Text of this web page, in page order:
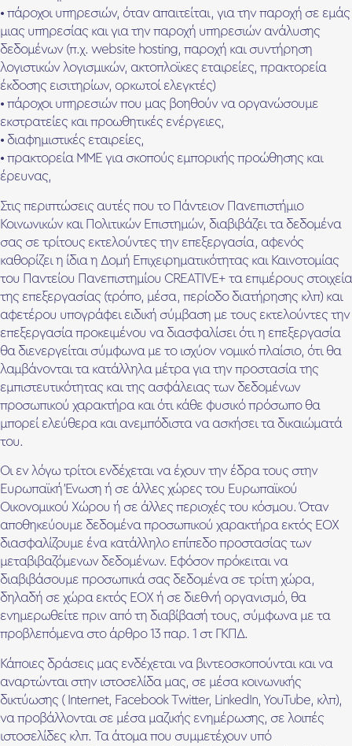
• πάροχοι υπηρεσιών, όταν απαιτείται, για την παροχή σε εμάς
μιας υπηρεσίας και για την παροχή υπηρεσιών ανάλυσης
δεδομένων (π.χ. website hosting, παροχή και συντήρηση
λογιστικών λογισμικών, ακτοπλοϊκες εταιρείες, πρακτορεία
έκδοσης εισιτηρίων, ορκωτοί ελεγκτές)
• πάροχοι υπηρεσιών που μας βοηθούν να οργανώσουμε
εκστρατείες και προωθητικές ενέργειες,
• διαφημιστικές εταιρείες,
• πρακτορεία ΜΜΕ για σκοπούς εμπορικής προώθησης και
έρευνας,
Στις περιπτώσεις αυτές που το Πάντειον Πανεπιστήμιο
Κοινωνικών και Πολιτικών Επιστημών, διαβιβάζει τα δεδομένα
σας σε τρίτους εκτελούντες την επεξεργασία, αφενός
καθορίζει η ίδια η Δομή Επιχειρηματικότητας και Καινοτομίας
του Παντείου Πανεπιστημίου CREATIVE+ τα επιμέρους στοιχεία
της επεξεργασίας (τρόπο, μέσα, περίοδο διατήρησης κλπ) και
αφετέρου υπογράφει ειδική σύμβαση με τους εκτελούντες την
επεξεργασία προκειμένου να διασφαλίσει ότι η επεξεργασία
θα διενεργείται σύμφωνα με το ισχύον νομικό πλαίσιο, ότι θα
λαμβάνονται τα κατάλληλα μέτρα για την προστασία της
εμπιστευτικότητας και της ασφάλειας των δεδομένων
προσωπικού χαρακτήρα και ότι κάθε φυσικό πρόσωπο θα
μπορεί ελεύθερα και ανεμπόδιστα να ασκήσει τα δικαιώματά
του.
Οι εν λόγω τρίτοι ενδέχεται να έχουν την έδρα τους στην
Ευρωπαϊκή Ένωση ή σε άλλες χώρες του Ευρωπαϊκού
Οικονομικού Χώρου ή σε άλλες περιοχές του κόσμου. Όταν
αποθηκεύουμε δεδομένα προσωπικού χαρακτήρα εκτός ΕΟΧ
διασφαλίζουμε ένα κατάλληλο επίπεδο προστασίας των
μεταβιβαζόμενων δεδομένων. Εφόσον πρόκειται να
διαβιβάσουμε προσωπικά σας δεδομένα σε τρίτη χώρα,
δηλαδή σε χώρα εκτός ΕΟΧ ή σε διεθνή οργανισμό, θα
ενημερωθείτε πριν από τη διαβίβασή τους, σύμφωνα με τα
προβλεπόμενα στο άρθρο 13 παρ. 1 στ ΓΚΠΔ.
Κάποιες δράσεις μας ενδέχεται να βιντεοσκοπούνται και να
αναρτώνται στην ιστοσελίδα μας, σε μέσα κοινωνικής
δικτύωσης ( Internet, Facebook Τwitter, LinkedIn, YouTube, κλπ),
να προβάλλονται σε μέσα μαζικής ενημέρωσης, σε λοιπές
ιστοσελίδες κλπ. Τα άτομα που συμμετέχουν υπό